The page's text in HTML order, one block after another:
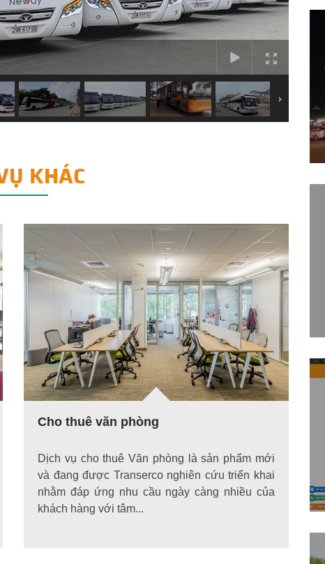
KHÁC
Cho thuê văn phòng
Dịch vụ cho thuê Văn phòng là sản phẩm mới
và đang được Transerco nghiên cứu triển khai
nhằm đáp ứng nhu cầu ngày càng nhiều của
khách hàng với tâm...